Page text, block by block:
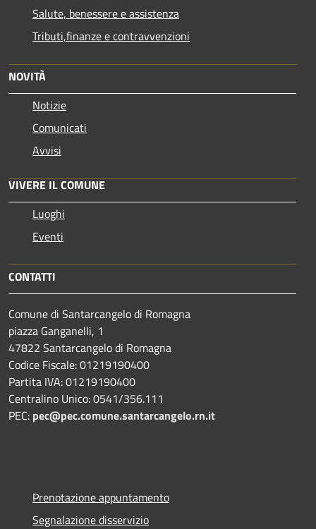
Salute, benessere e assistenza
Tributi,finanze e contravvenzioni
NOVITÀ
Notizie
Comunicati
Avvisi
VIVERE IL COMUNE
Luoghi
Eventi
CONTATTI
Comune di Santarcangelo di Romagna
piazza Ganganelli, 1
47822 Santarcangelo di Romagna
Codice Fiscale: 01219190400
Partita IVA: 01219190400
Centralino Unico: 0541/356.111
PEC: pec@pec.comune.santarcangelo.rn.it
Prenotazione appuntamento
Segnalazione disservizio